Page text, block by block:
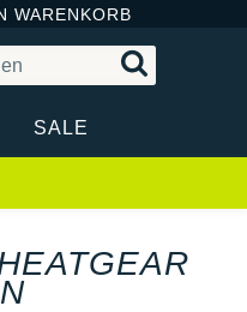
WARENKORB
SALE